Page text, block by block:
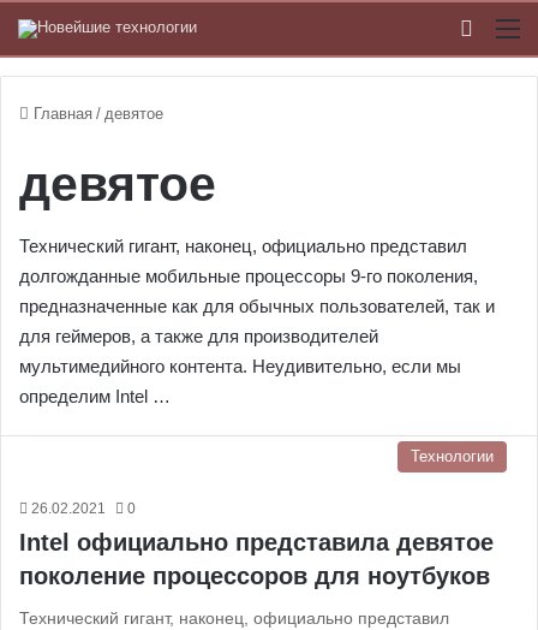
Главная / девятое
девятое
Технический гигант, наконец, официально представил
долгожданные мобильные процессоры 9-го поколения,
предназначенные как для обычных пользователей, так и
для геймеров, а также для производителей
мультимедийного контента. Неудивительно, если мы
определим Intel …
Технологии
26.02.2021 0
Intel официально представила девятое
поколение процессоров для ноутбуков
Технический гигант, наконец, официально представил